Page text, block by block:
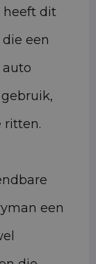
heeft dit
een
ritten.
een